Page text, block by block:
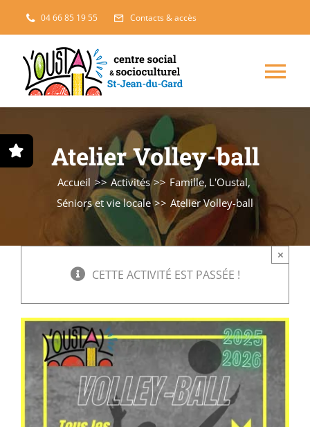
Passer
au
contenu
04 66 85 19 55 Contacts & accès
Projets solidaires
L’accueil
Séniors, Vie locale
Contacts
Atelier Volley-ball
Accueil Activités Famille L'Oustal
Séniors et vie locale
Atelier Volley-ball
CETTE ACTIVITÉ EST PASSÉE !
×